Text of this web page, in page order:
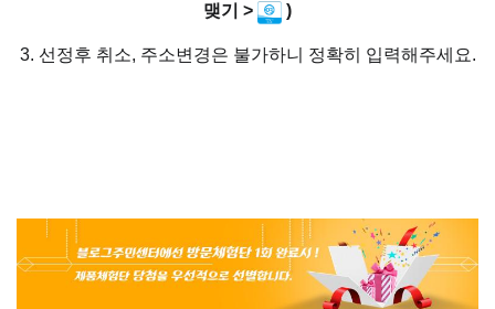
맺기 >
)
3. 선정후 취소, 주소변경은 불가하니 정확히 입력해주세요.